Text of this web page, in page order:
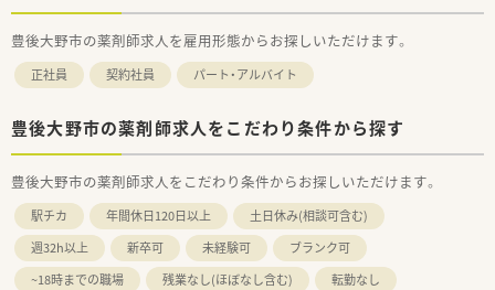
豊後大野市の薬剤師求人を雇用形態からお探しいただけます。
正社員 契約社員 パート・アルバイト
豊後大野市の薬剤師求人をこだわり条件から探す
豊後大野市の薬剤師求人をこだわり条件からお探しいただけます。
駅チカ 年間休日120日以上
土日休み(相談可含む)
週32h以上
新卒可 未経験可
ブランク可
~18時までの職場
残業なし(ほぼなし含む)
転勤なし